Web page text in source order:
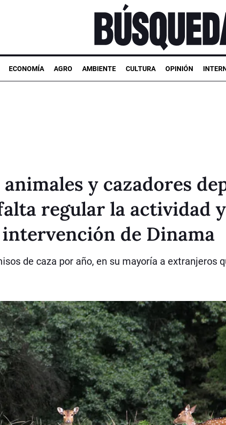
ECONOMÍA AGRO AMBIENTE CULTURA OPINIÓN
animales y cazadores
regular la actividad y
de Dinama
de caza por año, en su mayoría a extranjeros